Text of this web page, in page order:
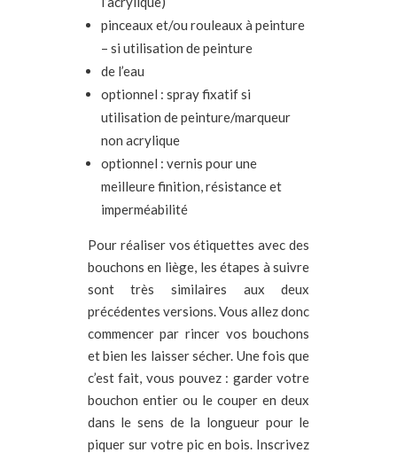
pinceaux et/ou rouleaux à peinture
– si utilisation de peinture
de l’eau
optionnel : spray fixatif si
utilisation de peinture/marqueur
non acrylique
optionnel : vernis pour une
meilleure finition, résistance et
imperméabilité
Pour réaliser vos étiquettes avec des
bouchons en liège, les étapes à suivre
sont très similaires aux deux
précédentes versions. Vous allez donc
commencer par rincer vos bouchons
et bien les laisser sécher. Une fois que
c’est fait, vous pouvez : garder votre
bouchon entier ou le couper en deux
dans le sens de la longueur pour le
piquer sur votre pic en bois. Inscrivez